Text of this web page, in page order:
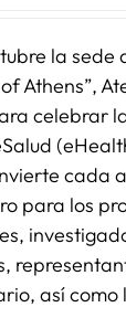
la sede
Athens”,
celebrar
cada
para los
así como